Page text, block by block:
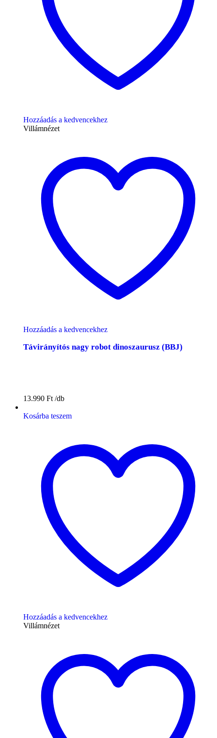
Hozzáadás a kedvencekhez
Villámnézet
Hozzáadás a kedvencekhez
Távirányítós nagy robot dinoszaurusz (BBJ)
13.990 Ft
Kosárba teszem
Hozzáadás a kedvencekhez
Villámnézet